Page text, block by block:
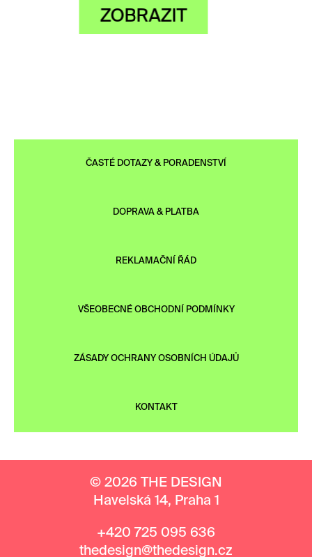
ZOBRAZIT
ČASTÉ DOTAZY & PORADENSTVÍ
DOPRAVA & PLATBA
REKLAMAČNÍ ŘÁD
VŠEOBECNÉ OBCHODNÍ PODMÍNKY
ZÁSADY OCHRANY OSOBNÍCH ÚDAJŮ
KONTAKT
© 2026 THE DESIGN
Havelská 14, Praha 1
+420 725 095 636
thedesign@thedesign.cz